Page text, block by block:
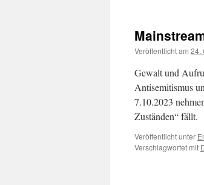
Veröffentlicht am 24.
Gewalt und
Antisemitismus
7.10.2023
Zuständen“ fällt.
Veröffentlicht unter
Verschlagwortet mit